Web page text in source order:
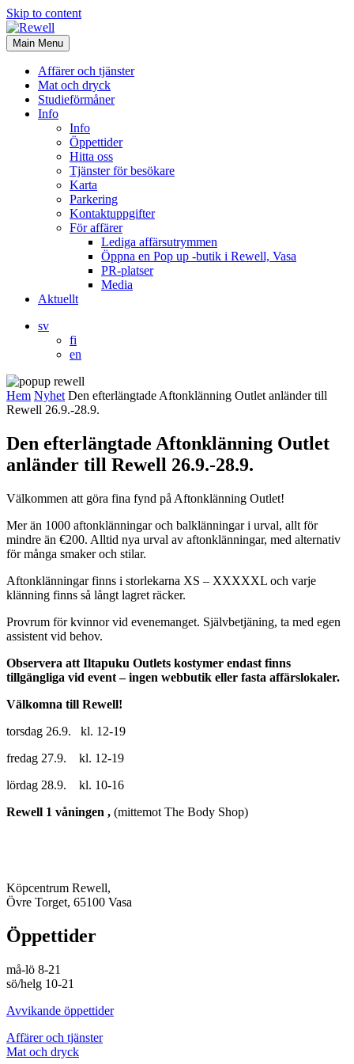
Skip to content
Main Menu
Affärer och tjänster
Mat och dryck
Studieförmåner
Info
Info
Öppettider
Hitta oss
Tjänster för besökare
Karta
Parkering
Kontaktuppgifter
För affärer
Lediga affärsutrymmen
Öppna en Pop up -butik i Rewell, Vasa
PR-platser
Media
Aktuellt
sv
fi
en
Hem Nyhet Den efterlängtade Aftonklänning Outlet anländer till
Rewell 26.9.-28.9.
Den efterlängtade Aftonklänning Outlet
anländer till Rewell 26.9.-28.9.
Välkommen att göra fina fynd på Aftonklänning Outlet!
Mer än 1000 aftonklänningar och balklänningar i urval, allt för
mindre än €200. Alltid nya urval av aftonklänningar, med alternativ
för många smaker och stilar.
Aftonklänningar finns i storlekarna XS – XXXXXL och varje
klänning finns så långt lagret räcker.
Provrum för kvinnor vid evenemanget. Självbetjäning, ta med egen
assistent vid behov.
Observera att Iltapuku Outlets kostymer endast finns
tillgängliga vid event – ​​ingen webbutik eller fasta affärslokaler.
Välkomna till Rewell!
torsdag 26.9. kl. 12-19
fredag 27.9. kl. 12-19
lördag 28.9. kl. 10-16
Rewell 1 våningen , (mittemot The Body Shop)
Köpcentrum Rewell,
Övre Torget, 65100 Vasa
Öppettider
må-lö 8-21
sö/helg 10-21
Avvikande öppettider
Affärer och tjänster
Mat och dryck